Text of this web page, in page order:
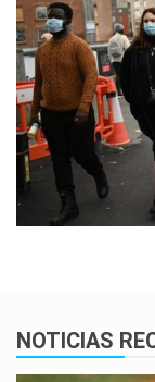
NOTICIAS